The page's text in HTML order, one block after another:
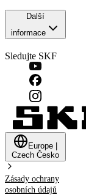
Další
informace
Sledujte SKF
Europe
Czech Česko
Zásady ochrany
osobních údajů